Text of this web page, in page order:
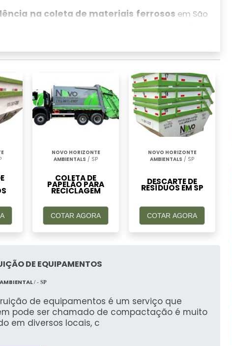
na coleta de materiais ferrosos em São
manuseio seguro.
locais.
para garantir o melhor destino para seus
até grandes volumes de sucata, com
ferrosos, adaptando nossos serviços de acordo
uma ampla gama de setores, incluindo
NOVO HORIZONTE
AMBIENTALS / SP
COLETA DE
PAPELÃO PARA
RECICLAGEM
COTAR AGORA
NOVO HORIZONTE
AMBIENTALS / SP
DESCARTE DE
RESÍDUOS EM SP
COTAR AGORA
DE EQUIPAMENTOS
/ - SP
de equipamentos é um serviço que
pode ser chamado de compactação é muito
em diversos locais, c